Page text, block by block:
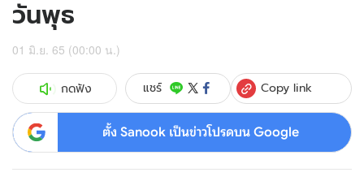
วันพุธ
01 มิ.ย. 65 (00:00 น.)
กดฟัง แชร์ Copy link
ตั้ง Sanook เป็นข่าวโปรดบน Google